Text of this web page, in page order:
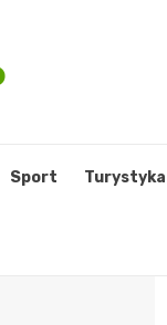
Sport Turystyka